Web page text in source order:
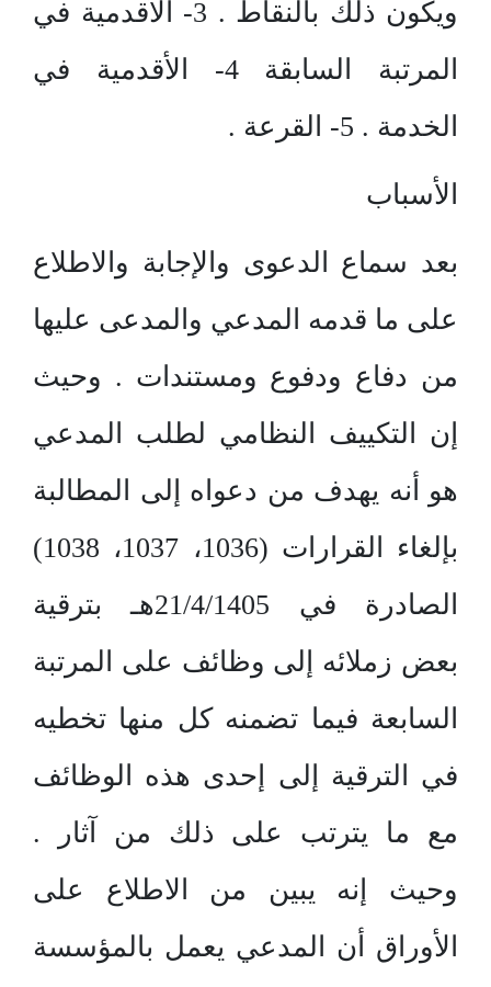
ويكون ذلك بالنقاط . 3- الأقدمية في
المرتبة السابقة 4- الأقدمية في
الخدمة . 5- القرعة .
الأسباب
بعد سماع الدعوى والإجابة والاطلاع
على ما قدمه المدعي والمدعى عليها
من دفاع ودفوع ومستندات . وحيث
إن التكييف النظامي لطلب المدعي
هو أنه يهدف من دعواه إلى المطالبة
بإلغاء القرارات (1036، 1037، 1038)
الصادرة في 21/4/1405هـ بترقية
بعض زملائه إلى وظائف على المرتبة
السابعة فيما تضمنه كل منها تخطيه
في الترقية إلى إحدى هذه الوظائف
مع ما يترتب على ذلك من آثار .
وحيث إنه يبين من الاطلاع على
الأوراق أن المدعي يعمل بالمؤسسة